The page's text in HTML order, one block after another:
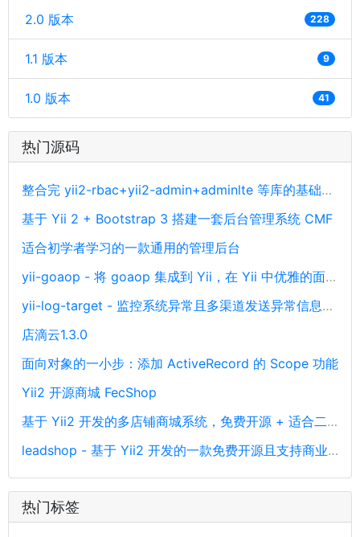
2.0 版本 228
1.1 版本 9
1.0 版本 41
热门源码
整合完 yii2-rbac+yii2-admin+adminlte 等库的基础开发后台源码
基于 Yii 2 + Bootstrap 3 搭建一套后台管理系统 CMF
适合初学者学习的一款通用的管理后台
yii-goaop - 将 goaop 集成到 Yii，在 Yii 中优雅的面向切面编程
yii-log-target - 监控系统异常且多渠道发送异常信息通知
店滴云1.3.0
面向对象的一小步：添加 ActiveRecord 的 Scope 功能
Yii2 开源商城 FecShop
基于 Yii2 开发的多店铺商城系统，免费开源 + 适合二开
leadshop - 基于 Yii2 开发的一款免费开源且支持商业使用的商城管理系统
热门标签